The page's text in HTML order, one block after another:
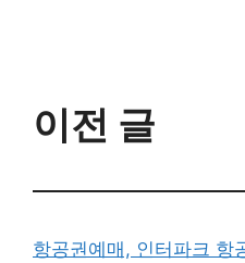
이전 글
항공권예매, 인터파크 항